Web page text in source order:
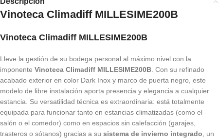
Vinoteca Climadiff MILLESIME200B
Vinoteca Climadiff MILLESIME200B
Lleve la gestión de su bodega personal al máximo nivel con la
imponente Vinoteca Climadiff MILLESIME200B . Con su refinado
acabado exterior en color Dark Inox y marco de puerta negro, este
modelo de libre instalación aporta presencia y elegancia a cualquier
estancia. Su versatilidad técnica es extraordinaria: está totalmente
equipada para funcionar tanto en estancias climatizadas (como el
salón o el comedor) como en espacios sin calefacción (garajes,
trasteros o sótanos) gracias a su sistema de invierno integrado , un